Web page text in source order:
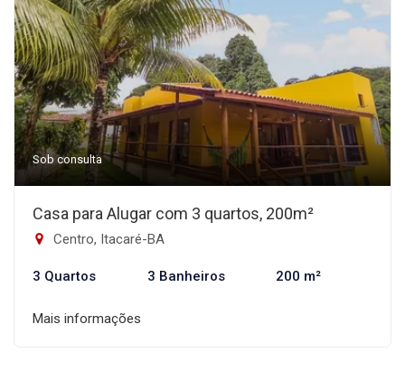
Sob consulta
Casa para Alugar com 3 quartos, 200m²
Centro, Itacaré-BA
3 Quartos 3 Banheiros 200 m²
Mais informações